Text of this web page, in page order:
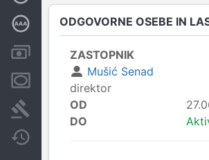
Poglobljena bonitetna ocena
Računi in blokade
Zastavne pravice
Sodni postopki
ODGOVORNE OSEBE IN
ZASTOPNIK
Mušić Senad
direktor
OD
DO